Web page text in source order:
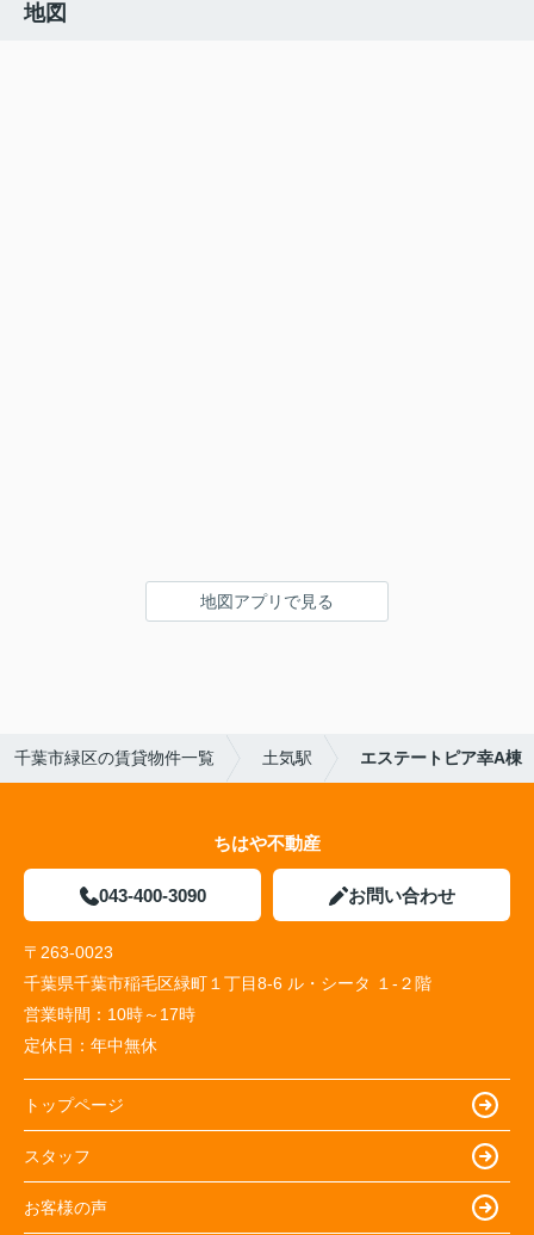
地図
地図アプリで見る
千葉市緑区の賃貸物件一覧 土気駅 エステートピア幸A棟
ちはや不動産
043-400-3090 お問い合わせ
〒263-0023
千葉県千葉市稲毛区緑町１丁目8-6 ル・シータ １-２階
営業時間： 10時～17時
定休日： 年中無休
トップページ
スタッフ
お客様の声